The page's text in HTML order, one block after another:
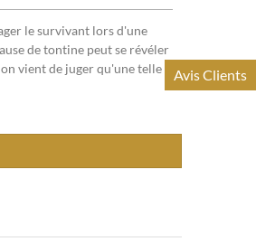
Avis Clients
le survivant lors d'une
de tontine peut se révéler
vient de juger qu'une telle